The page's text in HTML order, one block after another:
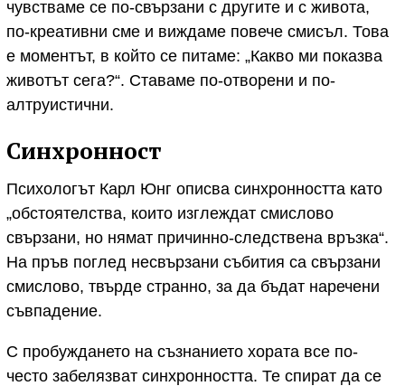
чувстваме се по-свързани с другите и с живота,
по-креативни сме и виждаме повече смисъл. Това
е моментът, в който се питаме: „Какво ми показва
животът сега?“. Ставаме по-отворени и по-
алтруистични.
Синхронност
Психологът Карл Юнг описва синхронността като
„обстоятелства, които изглеждат смислово
свързани, но нямат причинно-следствена връзка“.
На пръв поглед несвързани събития са свързани
смислово, твърде странно, за да бъдат наречени
съвпадение.
С пробуждането на съзнанието хората все по-
често забелязват синхронността. Те спират да се